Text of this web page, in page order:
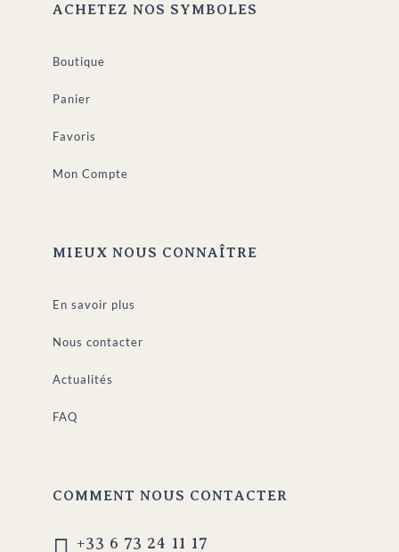
ACHETEZ NOS SYMBOLES
Boutique
Panier
Favoris
Mon Compte
MIEUX NOUS CONNAÎTRE
En savoir plus
Nous contacter
Actualités
FAQ
COMMENT NOUS CONTACTER
+33 6 73 24 11 17